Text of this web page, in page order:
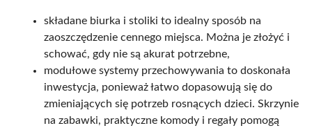
składane biurka i stoliki to idealny sposób na
zaoszczędzenie cennego miejsca. Można je złożyć i
schować, gdy nie są akurat potrzebne,
modułowe systemy przechowywania to doskonała
inwestycja, ponieważ łatwo dopasowują się do
zmieniających się potrzeb rosnących dzieci. Skrzynie
na zabawki, praktyczne komody i regały pomogą